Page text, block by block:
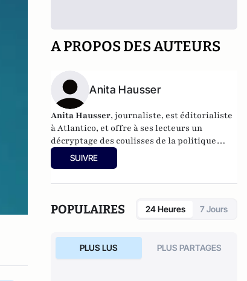
A PROPOS DES AUTEURS
Anita Hausser
Anita Hausser, journaliste, est éditorialiste
à Atlantico, et offre à ses lecteurs un
décryptage des coulisses de la politique
française et internationale. Elle a
notamment publié
députée, un homme comme les autres ?
(2014) etBruno Le Maire, l'Affranchi
SUIVRE
POPULAIRES 24 Heures 7 Jours
PLUS LUS PLUS PARTAGES